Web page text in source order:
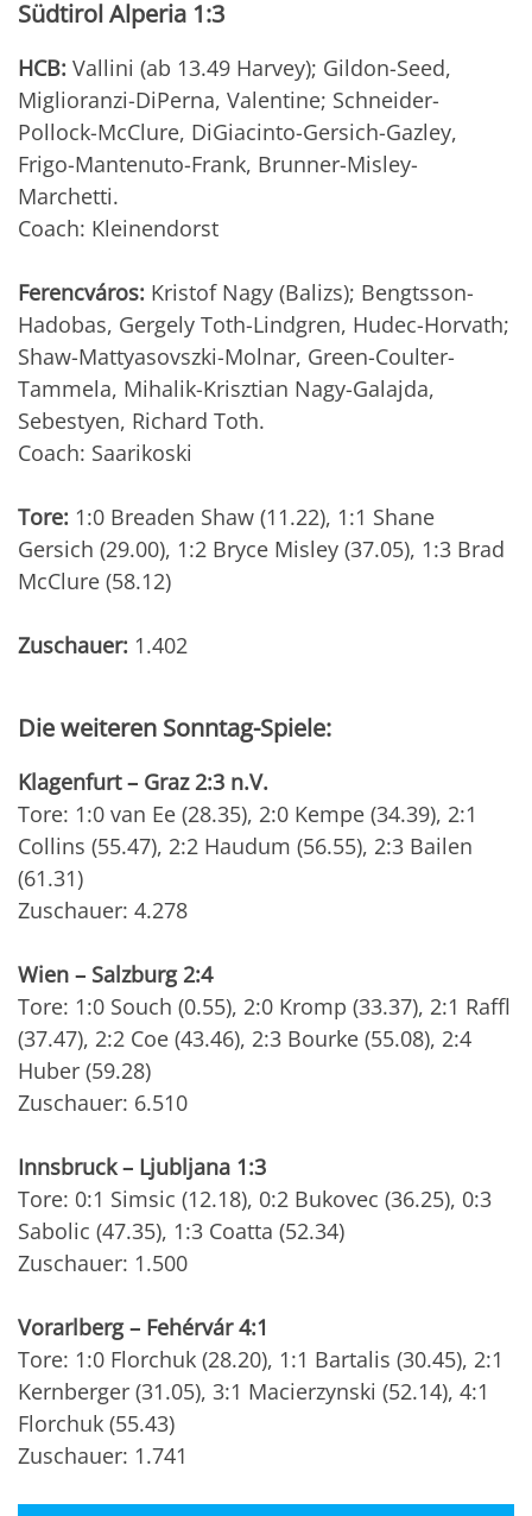
Südtirol Alperia 1:3
HCB: Vallini (ab 13.49 Harvey); Gildon-Seed,
Miglioranzi-DiPerna, Valentine; Schneider-
Pollock-McClure, DiGiacinto-Gersich-Gazley,
Frigo-Mantenuto-Frank, Brunner-Misley-
Marchetti.
Coach: Kleinendorst
Ferencváros: Kristof Nagy (Balizs); Bengtsson-
Hadobas, Gergely Toth-Lindgren, Hudec-Horvath;
Shaw-Mattyasovszki-Molnar, Green-Coulter-
Tammela, Mihalik-Krisztian Nagy-Galajda,
Sebestyen, Richard Toth.
Coach: Saarikoski
Tore: 1:0 Breaden Shaw (11.22), 1:1 Shane
Gersich (29.00), 1:2 Bryce Misley (37.05), 1:3 Brad
McClure (58.12)
Zuschauer: 1.402
Die weiteren Sonntag-Spiele:
Klagenfurt – Graz 2:3 n.V.
Tore: 1:0 van Ee (28.35), 2:0 Kempe (34.39), 2:1
Collins (55.47), 2:2 Haudum (56.55), 2:3 Bailen
(61.31)
Zuschauer: 4.278
Wien – Salzburg 2:4
Tore: 1:0 Souch (0.55), 2:0 Kromp (33.37), 2:1 Raffl
(37.47), 2:2 Coe (43.46), 2:3 Bourke (55.08), 2:4
Huber (59.28)
Zuschauer: 6.510
Innsbruck – Ljubljana 1:3
Tore: 0:1 Simsic (12.18), 0:2 Bukovec (36.25), 0:3
Sabolic (47.35), 1:3 Coatta (52.34)
Zuschauer: 1.500
Vorarlberg – Fehérvár 4:1
Tore: 1:0 Florchuk (28.20), 1:1 Bartalis (30.45), 2:1
Kernberger (31.05), 3:1 Macierzynski (52.14), 4:1
Florchuk (55.43)
Zuschauer: 1.741